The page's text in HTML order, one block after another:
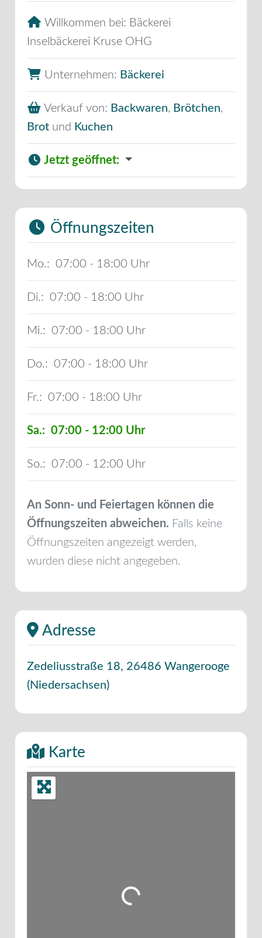
Willkommen bei: Bäckerei
Inselbäckerei Kruse OHG
Unternehmen: Bäckerei
Verkauf von: Backwaren, Brötchen,
Brot und Kuchen
Jetzt geöffnet:
Öffnungszeiten
Mo.: 07:00 - 18:00
Di.: 07:00 - 18:00
Mi.: 07:00 - 18:00
Do.: 07:00 - 18:00
Fr.: 07:00 - 18:00
Sa.: 07:00 - 12:00
So.: 07:00 - 12:00
An Sonn- und Feiertagen können die
Öffnungszeiten abweichen. Falls keine
Öffnungszeiten angezeigt werden,
wurden diese nicht angegeben.
Adresse
Zedeliusstraße 18, 26486 Wangerooge
(Niedersachsen)
Karte
Wird geladen …